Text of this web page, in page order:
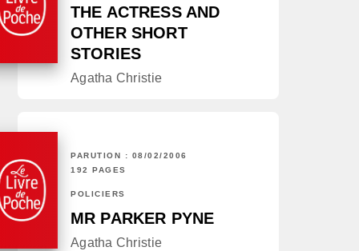
THE ACTRESS AND
OTHER SHORT
STORIES
Agatha Christie
PARUTION : 08/02/2006
192 PAGES
POLICIERS
MR PARKER PYNE
Agatha Christie